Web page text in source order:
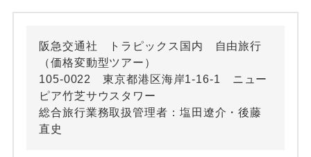
阪急交通社 トラピックス国内 自由旅行
（価格変動型ツアー）
105-0022 東京都港区海岸1-16-1 ニュー
ピア竹芝サウスタワー
総合旅行業務取扱管理者：塩田遼介・後藤
直史